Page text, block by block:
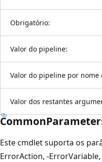
Obrigatório:
Valor do pipeline:
Valor do pipeline por nome
Valor dos restantes
Este cmdlet suporta os
ErrorAction, -